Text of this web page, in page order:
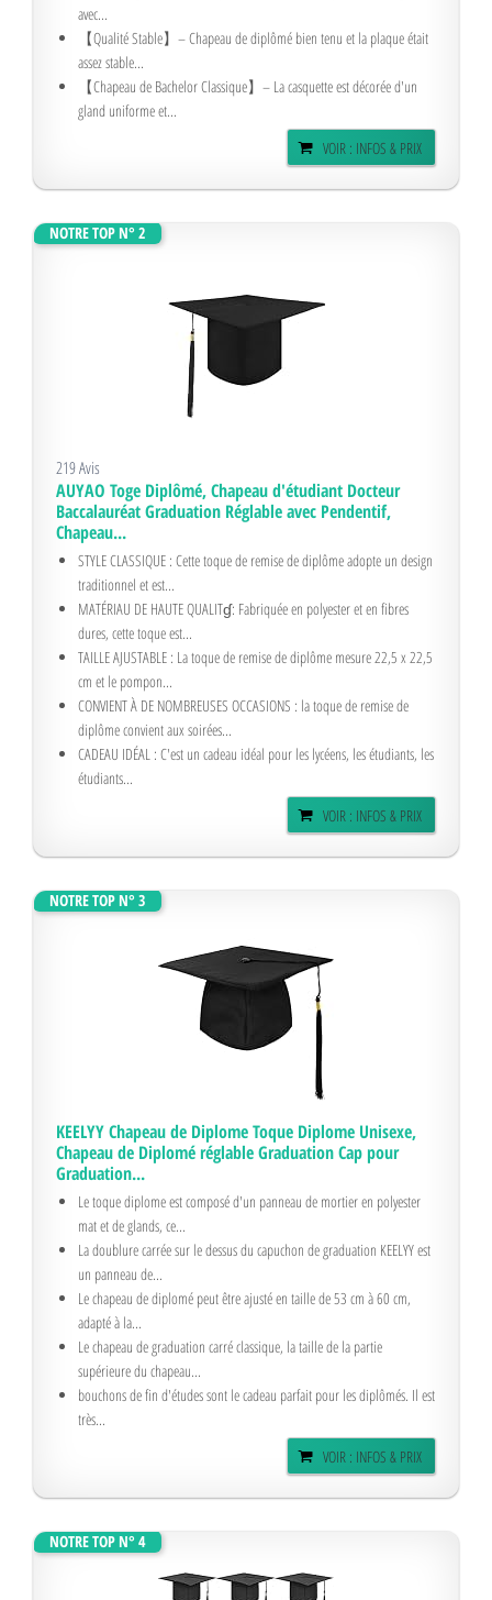
avec...
【Qualité Stable】– Chapeau de diplômé bien tenu et la plaque était
assez stable...
【Chapeau de Bachelor Classique】– La casquette est décorée d'un
gland uniforme et...
VOIR : INFOS & PRIX
NOTRE TOP N° 2
219 Avis
AUYAO Toge Diplômé, Chapeau d'étudiant Docteur
Baccalauréat Graduation Réglable avec Pendentif,
Chapeau...
STYLE CLASSIQUE : Cette toque de remise de diplôme adopte un design
traditionnel et est...
MATÉRIAU DE HAUTE QUALITɠ: Fabriquée en polyester et en fibres
dures, cette toque est...
TAILLE AJUSTABLE : La toque de remise de diplôme mesure 22,5 x 22,5
cm et le pompon...
CONVIENT À DE NOMBREUSES OCCASIONS : la toque de remise de
diplôme convient aux soirées...
CADEAU IDÉAL : C'est un cadeau idéal pour les lycéens, les étudiants, les
étudiants...
VOIR : INFOS & PRIX
NOTRE TOP N° 3
KEELYY Chapeau de Diplome Toque Diplome Unisexe,
Chapeau de Diplomé réglable Graduation Cap pour
Graduation...
Le toque diplome est composé d'un panneau de mortier en polyester
mat et de glands, ce...
La doublure carrée sur le dessus du capuchon de graduation KEELYY est
un panneau de...
Le chapeau de diplomé peut être ajusté en taille de 53 cm à 60 cm,
adapté à la...
Le chapeau de graduation carré classique, la taille de la partie
supérieure du chapeau...
bouchons de fin d'études sont le cadeau parfait pour les diplômés. Il est
très...
VOIR : INFOS & PRIX
NOTRE TOP N° 4